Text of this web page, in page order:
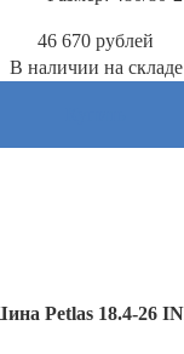
46 670 рублей
В наличии на складе